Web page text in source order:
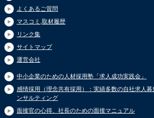
よくあるご質問
マスコミ,取材履歴
リンク集
サイトマップ
運営会社
中小企業のための人材採用塾「求人成功実践会」
感情採用（理念共有採用）：実績多数の自社求人
ンサルティング
面接官の心得、社長のための面接マニュアル